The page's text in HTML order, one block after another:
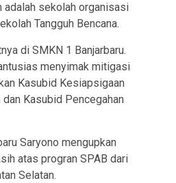
adalah sekolah organisasi
Tangguh Bencana.
di SMKN 1 Banjarbaru.
menyimak mitigasi
Kasubid Kesiapsigaan
Kasubid Pencegahan
Saryono mengupkan
atas progran SPAB dari
Selatan.